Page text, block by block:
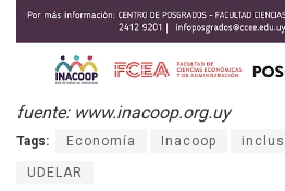
fuente: www.inacoop.org.uy
Tags: Economía Inacoop
UDELAR